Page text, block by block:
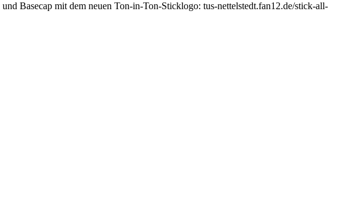
Basecap mit dem neuen Ton-in-Ton-Sticklogo: tus-nettelstedt.fan12.de/stick-all-